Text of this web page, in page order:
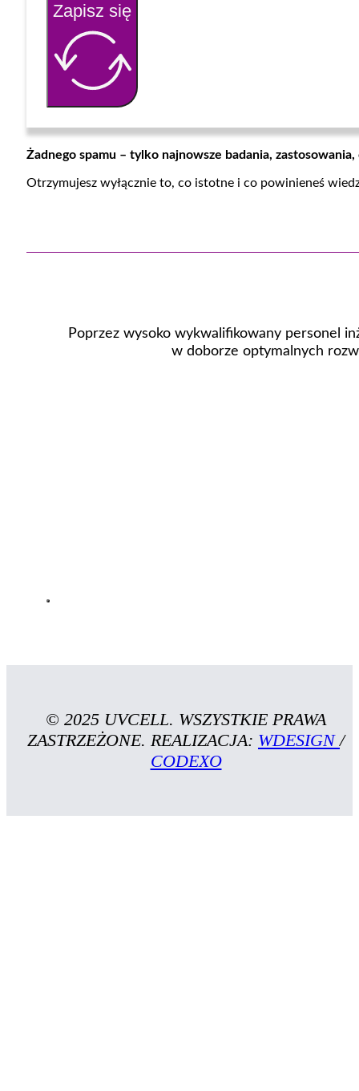
Zapisz się
Żadnego spamu – tylko najnowsze badania,
Otrzymujesz wyłącznie to, co istotne i co powinieneś
Poprzez wysoko wykwalifikowany personel
w doborze optymalnych
© 2025 UVCELL. WSZYSTKIE PRAWA
ZASTRZEŻONE. REALIZACJA: WDESIGN/
CODEXO